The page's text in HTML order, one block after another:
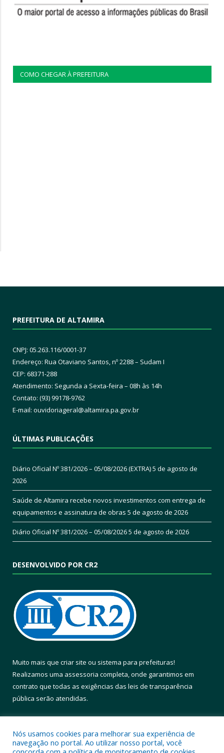
COMO CHEGAR À PREFEITURA
PREFEITURA DE ALTAMIRA
CNPJ: 05.263.116/0001-37
Endereço: Rua Otaviano Santos, nº 2288 – Sudam I
CEP: 68371-288
Atendimento: Segunda a Sexta-feira – 08h às 14h
Contato: (93) 99178-9762
E-mail: ouvidoriageral@altamira.pa.gov.br
ÚLTIMAS PUBLICAÇÕES
Diário Oficial Nº 381/2026 – 05/08/2026 (EXTRA)5 de agosto de
2026
Saúde de Altamira recebe novos investimentos com entrega de
equipamentos e assinatura de obras 5 de agosto de 2026
Diário Oficial Nº 381/2026 – 05/08/20265 de agosto de 2026
DESENVOLVIDO POR CR2
Muito mais que criar site ou sistema para prefeituras!
Realizamos uma assessoria completa, onde garantimos em
contrato que todas as exigências das leis de transparência
pública serão atendidas.
Nós usamos cookies para melhorar sua experiência de
navegação no portal. Ao utilizar nosso portal, você